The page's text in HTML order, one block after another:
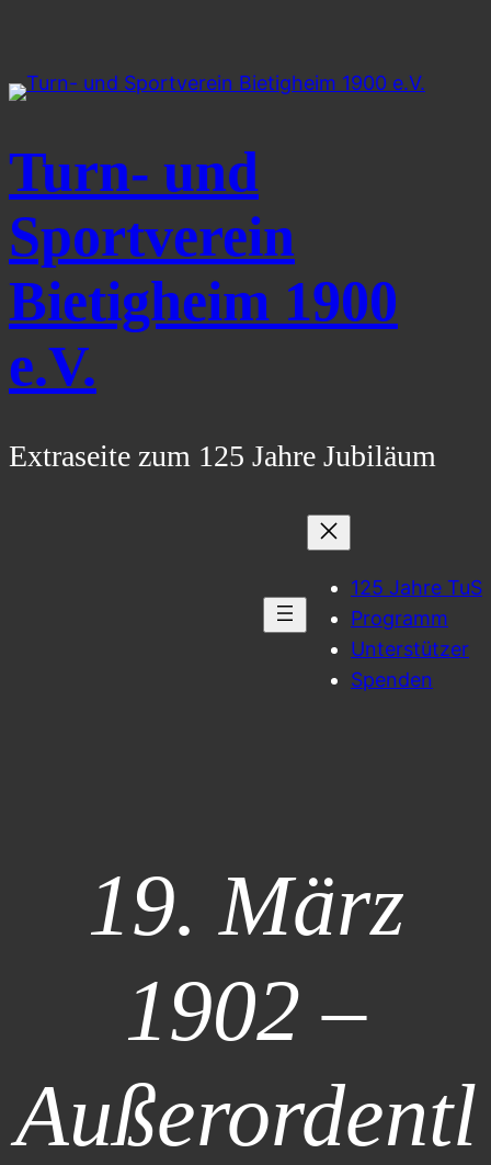
springen
Turn- und
Sportverein
Bietigheim 1900
e.V.
Extraseite zum 125 Jahre Jubiläum
125 Jahre TuS
Programm
Unterstützer
Spenden
19. März
1902 –
Außerordentl